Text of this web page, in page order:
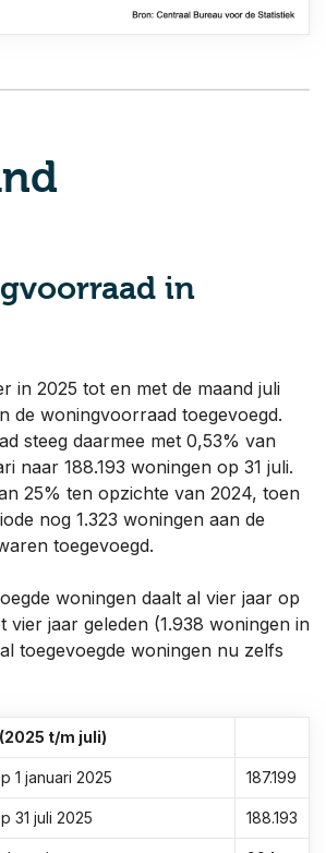
in
in 2025 tot en met de maand juli
de woningvoorraad toegevoegd.
steeg daarmee met 0,53% van
naar 188.193 woningen op 31 juli.
25% ten opzichte van 2024, toen
nog 1.323 woningen aan de
toegevoegd.
woningen daalt al vier jaar op
vier jaar geleden (1.938 woningen in
toegevoegde woningen nu zelfs
t/m juli)
1 januari 2025 187.199
31 juli 2025 188.193